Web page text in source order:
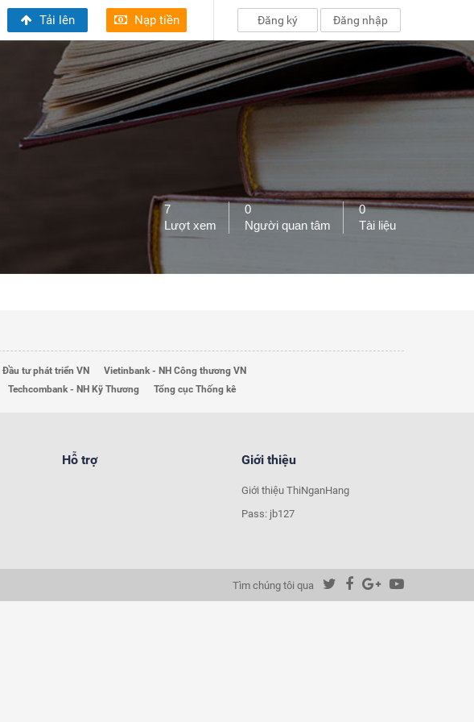
Tải lên Nạp tiền Đăng ký Đăng nhập
7
Lượt xem
0
Người quan tâm
0
Tài liệu
Đầu tư phát triển VN
Vietinbank - NH Công thương VN
Techcombank - NH Kỹ Thương Tổng cục Thống kê
Hỗ trợ Giới thiệu
Giới thiệu ThiNganHang
Pass: jb127
Tìm chúng tôi qua